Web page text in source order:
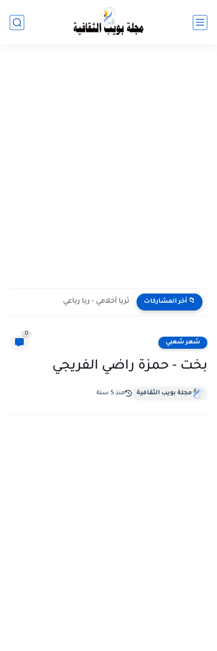
📁 أخر المشاركات ثريا أحلامي - ربا رباعي
شعر شعبي
0
بخت - حمزة راضي الفريجي
مجلة بويب الثقافية منذ 5 سنة